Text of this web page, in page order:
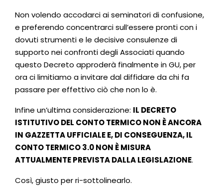
Non volendo accodarci ai seminatori di confusione,
e preferendo concentrarci sull’essere pronti con i
dovuti strumenti e le decisive consulenze di
supporto nei confronti degli Associati quando
questo Decreto approderà finalmente in GU, per
ora ci limitiamo a invitare dal diffidare da chi fa
passare per effettivo ciò che non lo è.
Infine un’ultima considerazione: IL DECRETO
ISTITUTIVO DEL CONTO TERMICO NON È ANCORA
IN GAZZETTA UFFICIALE E, DI CONSEGUENZA, IL
CONTO TERMICO 3.0 NON È MISURA
ATTUALMENTE PREVISTA DALLA LEGISLAZIONE.
Così, giusto per ri-sottolinearlo.